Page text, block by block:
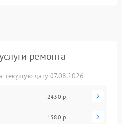
ремонта
текущую дату 07.08.2026
2430 р
1580 р